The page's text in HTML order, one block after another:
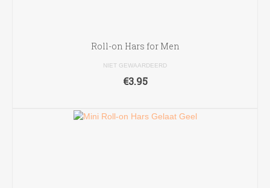
Roll-on Hars for Men
NIET GEWAARDEERD
€3.95